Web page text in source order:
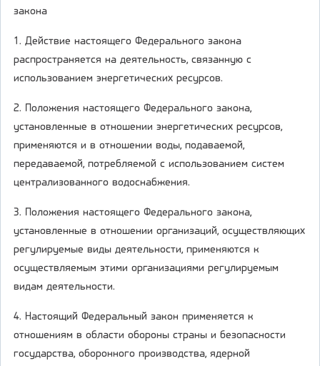
закона
1. Действие настоящего Федерального закона
распространяется на деятельность, связанную с
использованием энергетических ресурсов.
2. Положения настоящего Федерального закона,
установленные в отношении энергетических ресурсов,
применяются и в отношении воды, подаваемой,
передаваемой, потребляемой с использованием систем
централизованного водоснабжения.
3. Положения настоящего Федерального закона,
установленные в отношении организаций, осуществляющих
регулируемые виды деятельности, применяются к
осуществляемым этими организациями регулируемым
видам деятельности.
4. Настоящий Федеральный закон применяется к
отношениям в области обороны страны и безопасности
государства, оборонного производства, ядерной